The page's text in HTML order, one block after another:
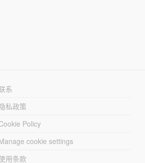
系
私政策
Policy
cookie settings
用条款